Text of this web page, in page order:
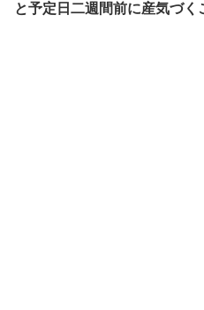
と予定日二週間前に産気づく